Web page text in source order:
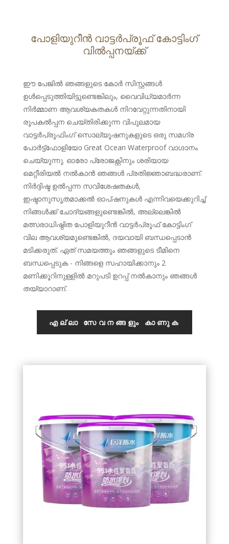
പോളിയുറീൻ വാട്ടർപ്രൂഫ് കോട്ടിംഗ്
വിൽപ്പനയ്ക്ക്
ഈ പേജിൽ ഞങ്ങളുടെ കോർ സിസ്റ്റങ്ങൾ
ഉൾപ്പെടുത്തിയിട്ടുണ്ടെങ്കിലും, വൈവിധ്യമാർന്ന
നിർമ്മാണ ആവശ്യകതകൾ നിറവേറ്റുന്നതിനായി
രൂപകൽപ്പന ചെയ്‌തിരിക്കുന്ന വിപുലമായ
വാട്ടർപ്രൂഫിംഗ് സൊല്യൂഷനുകളുടെ ഒരു സമഗ്ര
പോർട്ട്‌ഫോളിയോ Great Ocean Waterproof വാഗ്ദാനം
ചെയ്യുന്നു. ഓരോ പ്രോജക്റ്റിനും ശരിയായ
മെറ്റീരിയൽ നൽകാൻ ഞങ്ങൾ പ്രതിജ്ഞാബദ്ധരാണ്.
നിർദ്ദിഷ്ട ഉൽപ്പന്ന സവിശേഷതകൾ,
ഇഷ്ടാനുസൃതമാക്കൽ ഓപ്ഷനുകൾ എന്നിവയെക്കുറിച്ച്
നിങ്ങൾക്ക് ചോദ്യങ്ങളുണ്ടെങ്കിൽ, അല്ലെങ്കിൽ
മത്സരാധിഷ്ഠിത പോളിയുറീൻ വാട്ടർപ്രൂഫ് കോട്ടിംഗ്
വില ആവശ്യമുണ്ടെങ്കിൽ, ദയവായി ബന്ധപ്പെടാൻ
മടിക്കരുത്. ഏത് സമയത്തും ഞങ്ങളുടെ ടീമിനെ
ബന്ധപ്പെടുക - നിങ്ങളെ സഹായിക്കാനും 2
മണിക്കൂറിനുള്ളിൽ മറുപടി ഉറപ്പ് നൽകാനും ഞങ്ങൾ
തയ്യാറാണ്.
എല്ലാ സേവനങ്ങളും കാണുക